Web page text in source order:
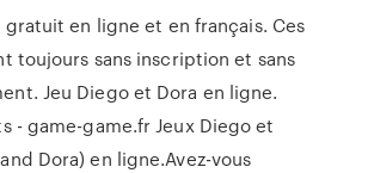
en ligne et en français. Ces
toujours sans inscription et sans
Jeu Diego et Dora en ligne.
- game-game.fr Jeux Diego et
Dora) en ligne.Avez-vous